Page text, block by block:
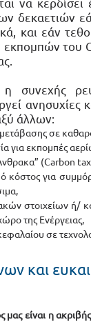
δεκαετιών
και εάν
του
η συνεχής
ανησυχίες
άλλων:
σε
για εκπομπές
(Carbon
κόστος για
στοιχείων ή/
της Ενέργειας,
σε
και
είναι η